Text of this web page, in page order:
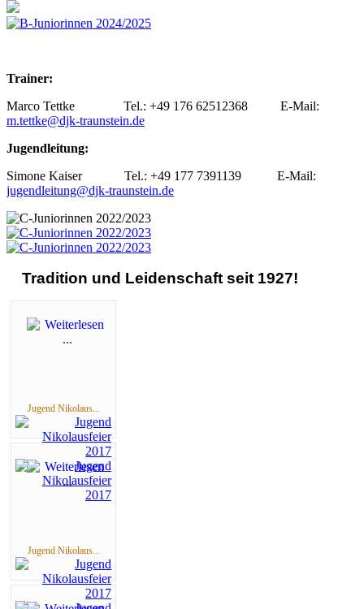
Trainer:
Marco Tettke Tel.: +49 176 62512368 E-Mail:
m.tettke@djk-traunstein.de
Jugendleitung:
Simone Kaiser Tel.: +49 177 7391139 E-Mail:
jugendleitung@djk-traunstein.de
Tradition und Leidenschaft seit 1927!
Jugend Nikolaus...
Jugend Nikolaus...